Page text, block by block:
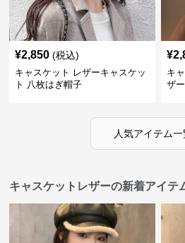
¥2,850 (税込)
キャスケット レザーキャスケッ
ト 八枚はぎ帽子
¥
キ
ザ
人気アイテム
キャスケットレザーの新着アイテ